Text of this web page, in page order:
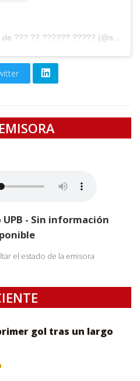
Una publicación compartida de ??? ?? ?????? ????? (@sheisglobalforum)
UPB - Sin información
el estado de la emisora
gol tras un largo